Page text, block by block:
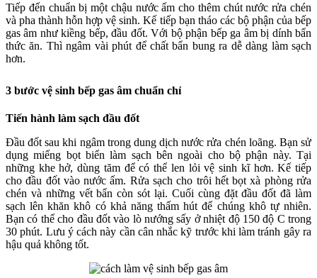
Tiếp đến chuẩn bị một chậu nước ấm cho thêm chút nước rửa chén
và pha thành hỗn hợp vệ sinh. Kế tiếp bạn tháo các bộ phận của bếp
gas âm như kiềng bếp, đầu đốt. Với bộ phận bếp ga âm bị dính bẩn
thức ăn. Thì ngâm vài phút để chất bẩn bung ra dễ dàng làm sạch
hơn.
3 bước vệ sinh bếp gas âm chuẩn chỉ
Tiến hành làm sạch đầu đốt
Đầu đốt sau khi ngâm trong dung dịch nước rửa chén loãng. Bạn sử
dụng miếng bọt biển làm sạch bên ngoài cho bộ phận này. Tại
những khe hở, dùng tăm để có thể len lỏi vệ sinh kĩ hơn. Kế tiếp
cho đầu đốt vào nước ấm. Rửa sạch cho trôi hết bọt xà phòng rửa
chén và những vết bẩn còn sót lại. Cuối cùng đặt đầu đốt đã làm
sạch lên khăn khô có khả năng thấm hút để chúng khô tự nhiên.
Bạn có thể cho đầu đốt vào lò nướng sấy ở nhiệt độ 150 độ C trong
30 phút. Lưu ý cách này cần cân nhắc kỹ trước khi làm tránh gây ra
hậu quả không tốt.